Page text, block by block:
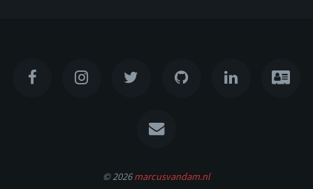
© 2026marcusvandam.nl